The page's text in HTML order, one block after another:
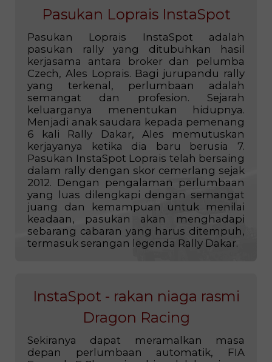
Pasukan Loprais InstaSpot
Pasukan Loprais InstaSpot adalah
pasukan rally yang ditubuhkan hasil
kerjasama antara broker dan pelumba
Czech, Ales Loprais. Bagi jurupandu rally
yang terkenal, perlumbaan adalah
semangat dan profesion. Sejarah
keluarganya menentukan hidupnya.
Menjadi anak saudara kepada pemenang
6 kali Rally Dakar, Ales memutuskan
kerjayanya ketika dia baru berusia 7.
Pasukan InstaSpot Loprais telah bersaing
dalam rally dengan skor cemerlang sejak
2012. Dengan pengalaman perlumbaan
yang luas dilengkapi dengan semangat
juang dan kemampuan untuk menilai
keadaan, pasukan akan menghadapi
InstaSpot - rakan niaga rasmi
Dragon Racing